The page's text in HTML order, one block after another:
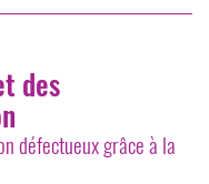
des
défectueux grâce à la